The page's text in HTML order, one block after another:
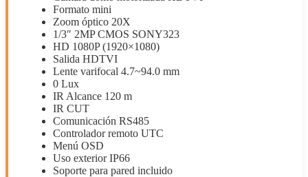
Formato mini
Zoom óptico 20X
1/3″ 2MP CMOS SONY323
HD 1080P (1920×1080)
Salida HDTVI
Lente varifocal 4.7~94.0 mm
0 Lux
IR Alcance 120 m
IR CUT
Comunicación RS485
Controlador remoto UTC
Menú OSD
Uso exterior IP66
Soporte para pared incluido